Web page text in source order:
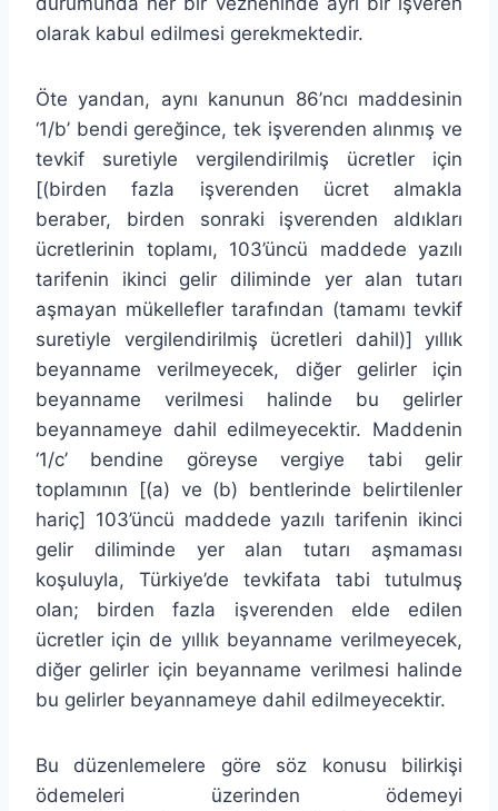
olarak kabul edilmesi gerekmektedir.
Öte yandan, aynı kanunun 86’ncı maddesinin
‘1/b’ bendi gereğince, tek işverenden alınmış ve
tevkif suretiyle vergilendirilmiş ücretler için
[(birden fazla işverenden ücret almakla
beraber, birden sonraki işverenden aldıkları
ücretlerinin toplamı, 103’üncü maddede yazılı
tarifenin ikinci gelir diliminde yer alan tutarı
aşmayan mükellefler tarafından (tamamı tevkif
suretiyle vergilendirilmiş ücretleri dahil)] yıllık
beyanname verilmeyecek, diğer gelirler için
beyanname verilmesi halinde bu gelirler
beyannameye dahil edilmeyecektir. Maddenin
‘1/c’ bendine göreyse vergiye tabi gelir
toplamının [(a) ve (b) bentlerinde belirtilenler
hariç] 103’üncü maddede yazılı tarifenin ikinci
gelir diliminde yer alan tutarı aşmaması
koşuluyla, Türkiye’de tevkifata tabi tutulmuş
olan; birden fazla işverenden elde edilen
ücretler için de yıllık beyanname verilmeyecek,
diğer gelirler için beyanname verilmesi halinde
bu gelirler beyannameye dahil edilmeyecektir.
Bu düzenlemelere göre söz konusu bilirkişi
ödemeleri üzerinden ödemeyi